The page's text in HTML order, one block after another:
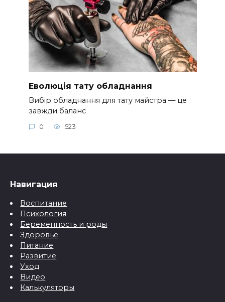
Еволюція тату обладнання
Вибір обладнання для тату майстра — це
завжди баланс
0 523
Навигация
Воспитание
Психология
Беременность и роды
Здоровье
Питание
Развитие
Уход
Видео
Калькуляторы